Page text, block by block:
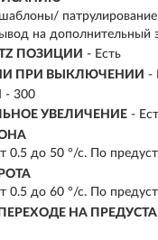
патрулирование
на дополнительный
ПОЗИЦИИ - Есть
ПРИ ВЫКЛЮЧЕНИИ -
- 300
УВЕЛИЧЕНИЕ -
0.5 до 50 °/с. По
0.5 до 60 °/с. По
НА